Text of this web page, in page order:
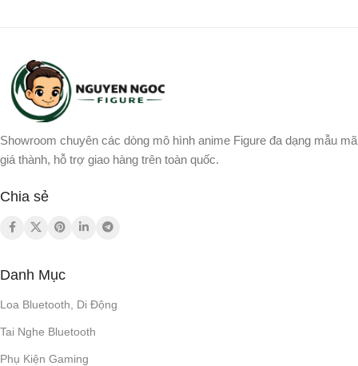
Showroom chuyên các dòng mô hình anime Figure đa dạng mẫu mã
giá thành, hỗ trợ giao hàng trên toàn quốc.
Chia sẻ
Danh Mục
Loa Bluetooth, Di Động
Tai Nghe Bluetooth
Phụ Kiện Gaming